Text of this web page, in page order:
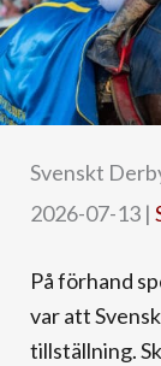
Svenskt
2026-07-13 |
På förhand
var att
tillställning.